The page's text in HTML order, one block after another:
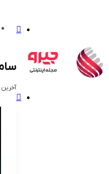
تغییر
آخرین